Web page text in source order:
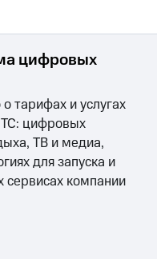
цифровых
тарифах и услугах
цифровых
ТВ и медиа,
для запуска и
сервисах компании